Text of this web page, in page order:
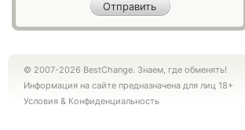
© 2007-2026 BestChange. Знаем, где обменять!
Информация на сайте предназначена для лиц 18+
Условия & Конфиденциальность